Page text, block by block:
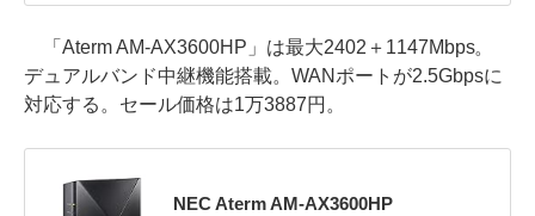
「Aterm AM-AX3600HP」は最大2402＋1147Mbps。
デュアルバンド中継機能搭載。WANポートが2.5Gbpsに
対応する。セール価格は1万3887円。
NEC Aterm AM-AX3600HP